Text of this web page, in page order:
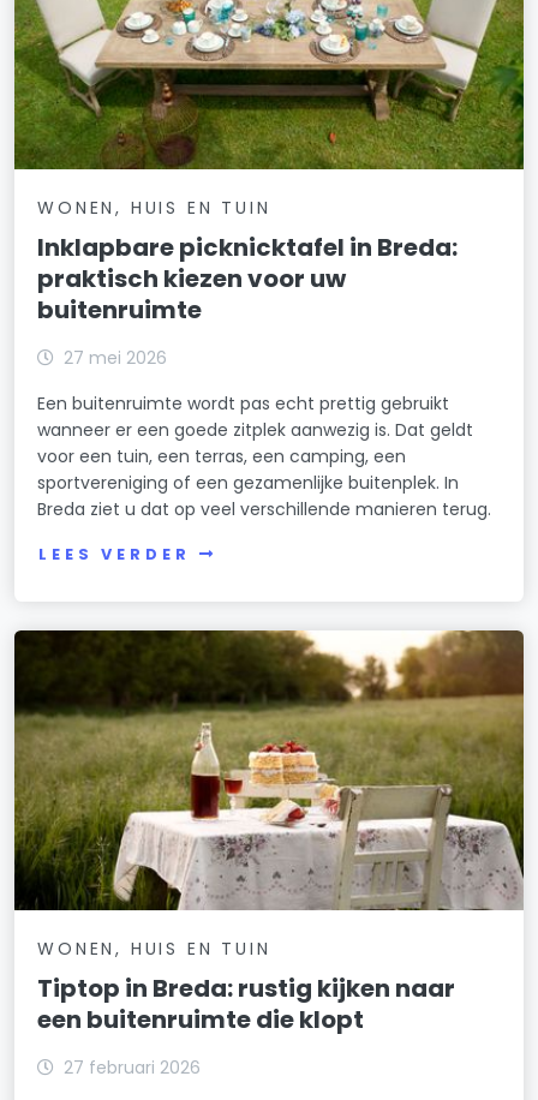
WONEN, HUIS EN TUIN
Inklapbare picknicktafel in Breda:
praktisch kiezen voor uw
buitenruimte
27 mei 2026
Een buitenruimte wordt pas echt prettig gebruikt
wanneer er een goede zitplek aanwezig is. Dat geldt
voor een tuin, een terras, een camping, een
sportvereniging of een gezamenlijke buitenplek. In
Breda ziet u dat op veel verschillende manieren terug.
LEES VERDER
WONEN, HUIS EN TUIN
Tiptop in Breda: rustig kijken naar
een buitenruimte die klopt
27 februari 2026